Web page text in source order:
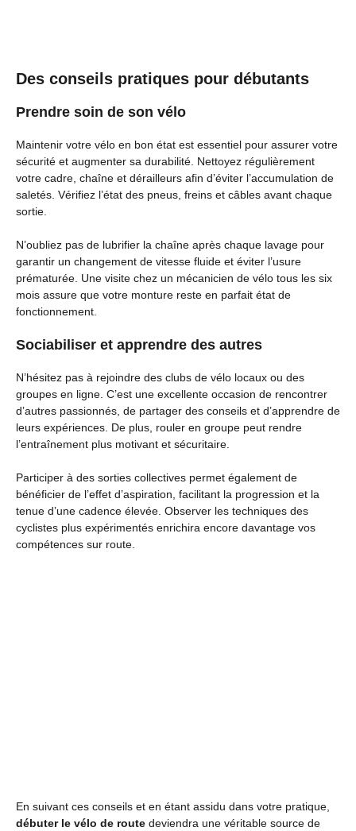
Des conseils pratiques pour débutants
Prendre soin de son vélo
Maintenir votre vélo en bon état est essentiel pour assurer votre
sécurité et augmenter sa durabilité. Nettoyez régulièrement
votre cadre, chaîne et dérailleurs afin d’éviter l’accumulation de
saletés. Vérifiez l’état des pneus, freins et câbles avant chaque
sortie.
N’oubliez pas de lubrifier la chaîne après chaque lavage pour
garantir un changement de vitesse fluide et éviter l’usure
prématurée. Une visite chez un mécanicien de vélo tous les six
mois assure que votre monture reste en parfait état de
fonctionnement.
Sociabiliser et apprendre des autres
N’hésitez pas à rejoindre des clubs de vélo locaux ou des
groupes en ligne. C’est une excellente occasion de rencontrer
d’autres passionnés, de partager des conseils et d’apprendre de
leurs expériences. De plus, rouler en groupe peut rendre
l’entraînement plus motivant et sécuritaire.
Participer à des sorties collectives permet également de
bénéficier de l’effet d’aspiration, facilitant la progression et la
tenue d’une cadence élevée. Observer les techniques des
cyclistes plus expérimentés enrichira encore davantage vos
compétences sur route.
En suivant ces conseils et en étant assidu dans votre pratique,
débuter le vélo de route deviendra une véritable source de